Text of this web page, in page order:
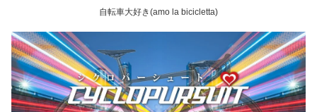
自転車大好き(amo la bicicletta)